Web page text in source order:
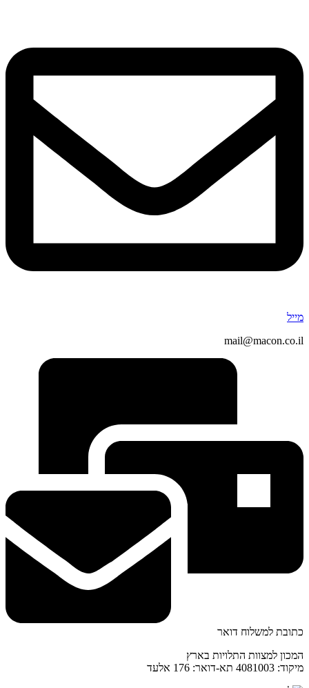
מייל
mail@macon.co.il
כתובת למשלוח דואר
המכון למצוות התלויות בארץ
מיקוד: 4081003 תא-דואר: 176 אלעד